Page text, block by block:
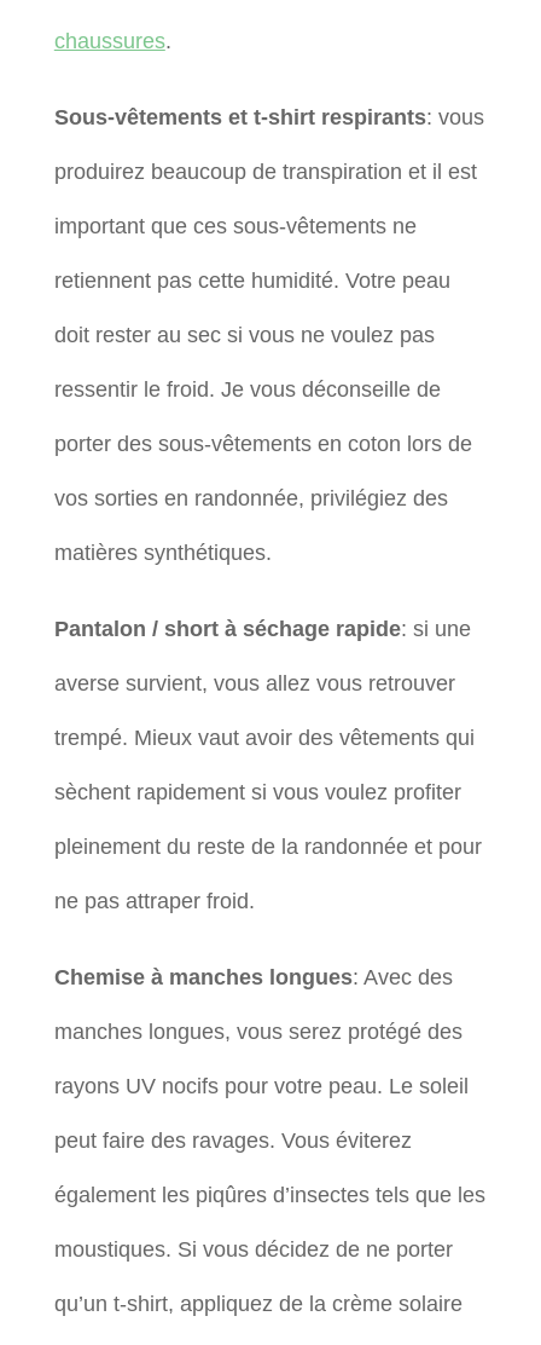
chaussures.
Sous-vêtements et t-shirt respirants: vous
produirez beaucoup de transpiration et il est
important que ces sous-vêtements ne
retiennent pas cette humidité. Votre peau
doit rester au sec si vous ne voulez pas
ressentir le froid. Je vous déconseille de
porter des sous-vêtements en coton lors de
vos sorties en randonnée, privilégiez des
matières synthétiques.
Pantalon / short à séchage rapide: si une
averse survient, vous allez vous retrouver
trempé. Mieux vaut avoir des vêtements qui
sèchent rapidement si vous voulez profiter
pleinement du reste de la randonnée et pour
ne pas attraper froid.
Chemise à manches longues: Avec des
manches longues, vous serez protégé des
rayons UV nocifs pour votre peau. Le soleil
peut faire des ravages. Vous éviterez
également les piqûres d’insectes tels que les
moustiques. Si vous décidez de ne porter
qu’un t-shirt, appliquez de la crème solaire